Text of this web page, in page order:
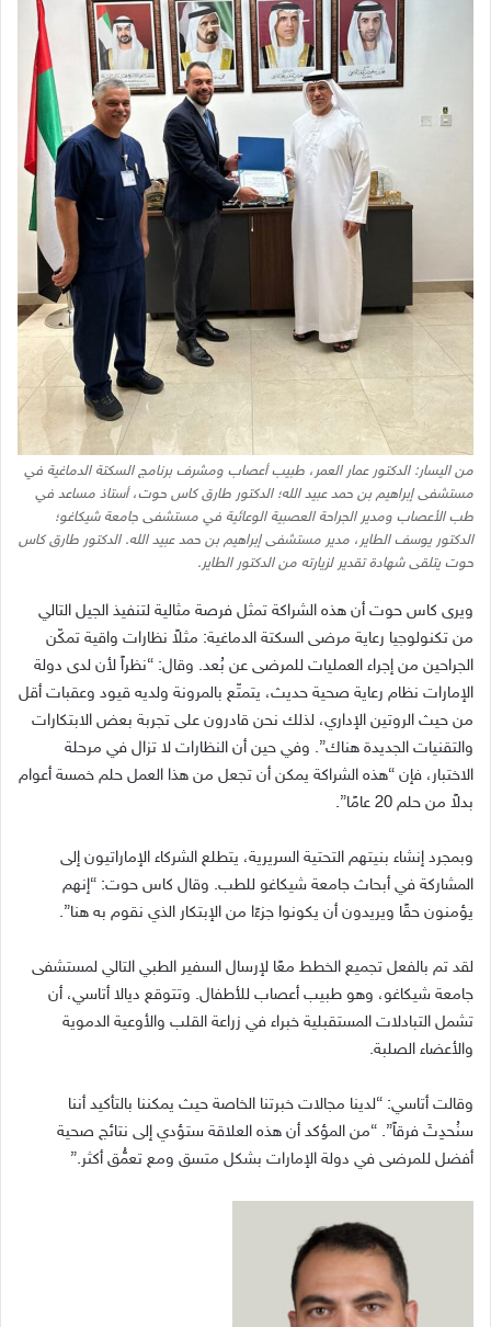
من اليسار: الدكتور عمار العمر، طبيب أعصاب ومشرف برنامج السكتة الدماغية في
مستشفى إبراهيم بن حمد عبيد الله؛ الدكتور طارق كاس حوت، أستاذ مساعد في
طب الأعصاب ومدير الجراحة العصبية الوعائية في مستشفى جامعة شيكاغو؛
الدكتور يوسف الطاير، مدير مستشفى إبراهيم بن حمد عبيد الله. الدكتور طارق كاس
حوت يتلقى شهادة تقدير لزيارته من الدكتور الطاير.
ويرى كاس حوت أن هذه الشراكة تمثل فرصة مثالية لتنفيذ الجيل التالي
من تكنولوجيا رعاية مرضى السكتة الدماغية: مثلاً نظارات واقية تمكّن
الجراحين من إجراء العمليات للمرضى عن بُعد. وقال: “نظراً لأن لدى دولة
الإمارات نظام رعاية صحية حديث، يتمتّع بالمرونة ولديه قيود وعقبات أقل
من حيث الروتين الإداري، لذلك نحن قادرون على تجربة بعض الابتكارات
والتقنيات الجديدة هناك”. وفي حين أن النظارات لا تزال في مرحلة
الاختبار، فإن “هذه الشراكة يمكن أن تجعل من هذا العمل حلم خمسة أعوام
بدلاً من حلم
عامًا”.
وبمجرد إنشاء بنيتهم التحتية السريرية، يتطلع الشركاء الإماراتيون إلى
المشاركة في أبحاث جامعة شيكاغو للطب. وقال كاس حوت: “إنهم
يؤمنون حقًا ويريدون أن يكونوا جزءًا من الإبتكار الذي نقوم به هنا”.
لقد تم بالفعل تجميع الخطط معًا لإرسال السفير الطبي التالي لمستشفى
جامعة شيكاغو، وهو طبيب أعصاب للأطفال. وتتوقع ديالا أتاسي، أن
تشمل التبادلات المستقبلية خبراء في زراعة القلب والأوعية الدموية
والأعضاء الصلبة.
وقالت أتاسي: “لدينا مجالات خبرتنا الخاصة حيث يمكننا بالتأكيد أننا
سنُحدِثَ فرقاً”. “من المؤكد أن هذه العلاقة ستؤدي إلى نتائج صحية
أفضل للمرضى في دولة الإمارات بشكل متسق ومع تعمُّق أكثر.”